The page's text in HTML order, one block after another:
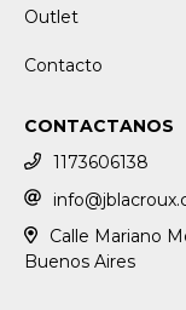
Outlet
Contacto
CONTACTANOS
1173606138
Calle Mariano
Buenos Aires